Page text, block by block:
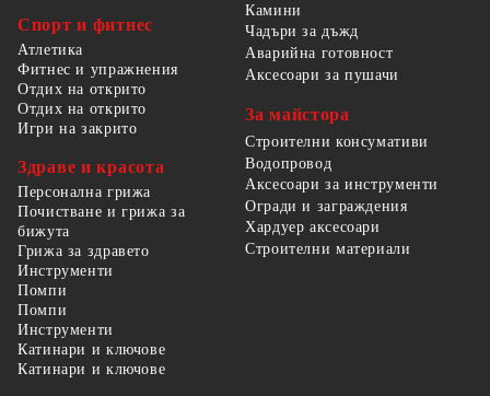
Спорт и фитнес
Атлетика
Фитнес и упражнения
Отдих на открито
Отдих на открито
Игри на закрито
Здраве и красота
Персонална грижа
Почистване и грижа за
бижута
Грижа за здравето
Камини
Чадъри за дъжд
Аварийна готовност
Аксесоари за пушачи
За майстора
Строителни консумативи
Водопровод
Аксесоари за инструменти
Огради и заграждения
Хардуер аксесоари
Строителни материали
Инструменти
Помпи
Помпи
Инструменти
Катинари и ключове
Катинари и ключове